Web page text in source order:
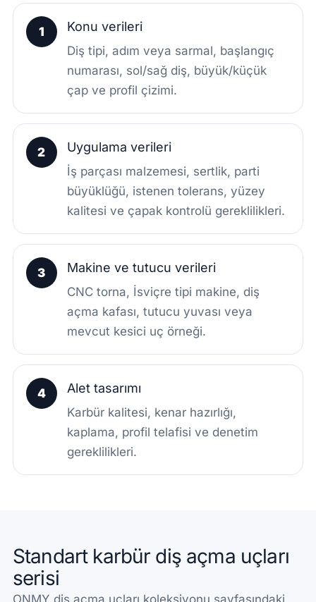
1 Konu verileri
Diş tipi, adım veya sarmal, başlangıç
numarası, sol/sağ diş, büyük/küçük
çap ve profil çizimi.
2 Uygulama verileri
İş parçası malzemesi, sertlik, parti
büyüklüğü, istenen tolerans, yüzey
kalitesi ve çapak kontrolü gereklilikleri.
3 Makine ve tutucu verileri
CNC torna, İsviçre tipi makine, diş
açma kafası, tutucu yuvası veya
mevcut kesici uç örneği.
4 Alet tasarımı
Karbür kalitesi, kenar hazırlığı,
kaplama, profil telafisi ve denetim
gereklilikleri.
Standart karbür diş açma uçları
serisi
ONMY diş açma uçları koleksiyonu sayfasındaki